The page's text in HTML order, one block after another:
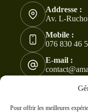
Pour offrir les meilleures
Addresse :
Av. L-
Mobile :
076 830 46
E-mail :
Copyright © 2024 -2026 -
AmarokSpirit.